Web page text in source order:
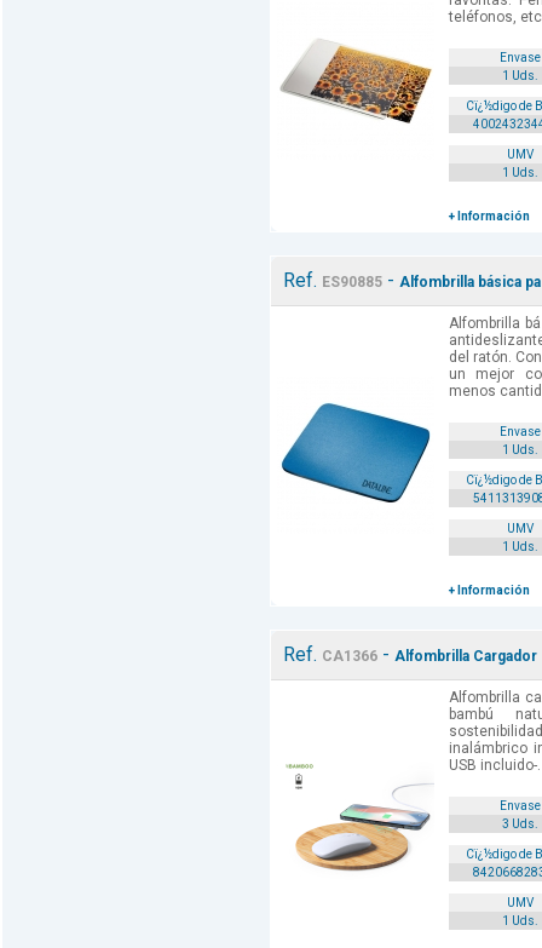
teléfonos,
Envase
1 Uds.
Cï¿½digo de
UMV
1 Uds.
+ Información
Ref. ES90885- Alfombrilla básica
Alfombrilla
del ratón.
un mejor
menos
Envase
1 Uds.
Cï¿½digo de
UMV
1 Uds.
+ Información
Ref. CA1366- Alfombrilla Cargador
Alfombrilla
bambú
inalámbrico
USB
Envase
3 Uds.
Cï¿½digo de
UMV
1 Uds.